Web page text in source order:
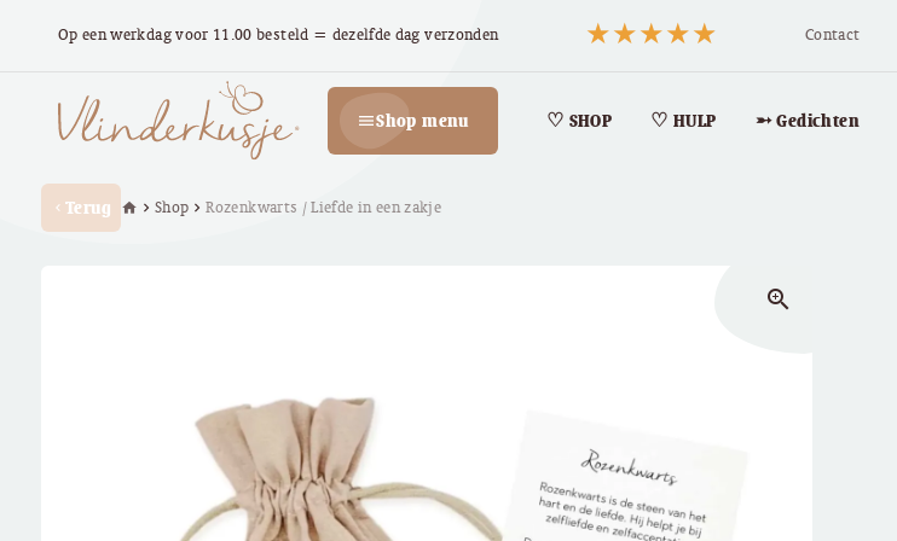
Op een werkdag voor 11.00 besteld = dezelfde dag verzonden Contact
menuShop menu ♡ SHOP ♡ HULP ➵ Gedichten
chevron_left Terug home chevron_right Shop chevron_rightRozenkwarts / Liefde in een zakje
zoom_in